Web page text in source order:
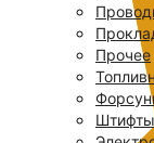
Прочее
Штифты